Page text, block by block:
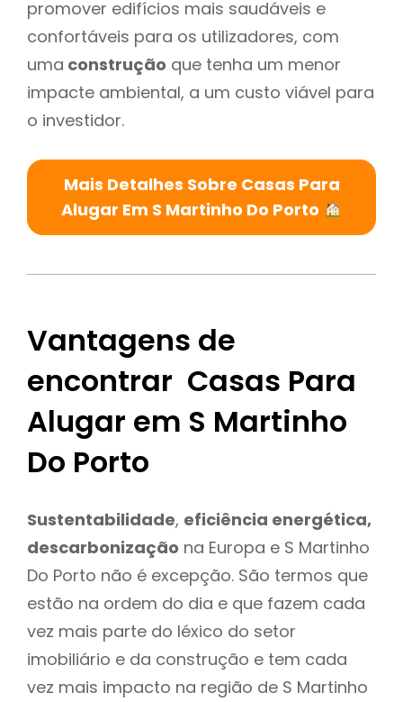
promover edifícios mais saudáveis e
confortáveis para os utilizadores, com
uma construção que tenha um menor
impacte ambiental, a um custo viável para
o investidor.
Mais Detalhes Sobre Casas Para
Alugar Em S Martinho Do Porto
Vantagens de
encontrar Casas Para
Alugar em S Martinho
Do Porto
Sustentabilidade, eficiência energética,
descarbonização na Europa e S Martinho
Do Porto não é excepção. São termos que
estão na ordem do dia e que fazem cada
vez mais parte do léxico do setor
imobiliário e da construção e tem cada
vez mais impacto na região de S Martinho